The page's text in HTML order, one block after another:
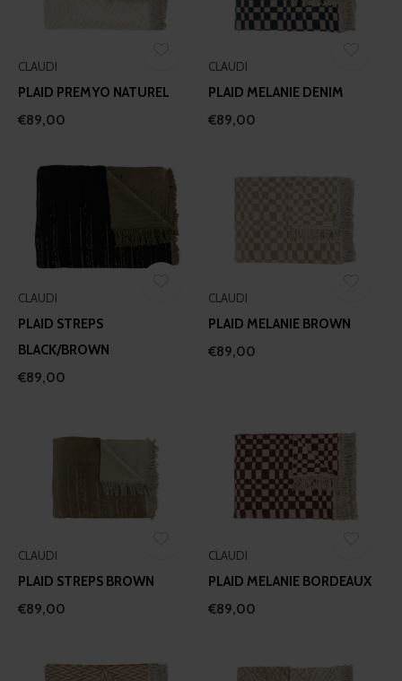
CLAUDI
PLAID PREMYO NATUREL
€89,00
CLAUDI
PLAID MELANIE DENIM
€89,00
CLAUDI
PLAID STREPS
BLACK/BROWN
€89,00
CLAUDI
PLAID MELANIE BROWN
€89,00
CLAUDI
PLAID STREPS BROWN
€89,00
CLAUDI
PLAID MELANIE BORDEAUX
€89,00